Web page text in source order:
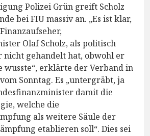
Polizei Grün greift Scholz
bei FIU massiv an. „Es ist klar,
Olaf Scholz, als politisch
gehandelt hat, obwohl er
wusste“, erklärte der Verband in
Sonntag. Es „untergräbt, ja
damit die
welche die
als weitere Säule der
etablieren soll“. Dies sei